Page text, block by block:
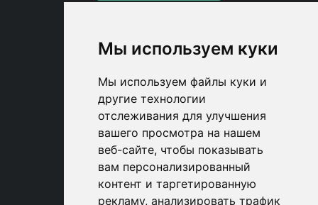
Мы используем куки
Мы используем файлы куки и
другие технологии
отслеживания для улучшения
вашего просмотра на нашем
веб-сайте, чтобы показывать
вам персонализированный
контент и таргетированную
рекламу, анализировать трафик
SHOP B2B
DROPSHIPPING
USER
SUBSCRIBE
ВОЙДИТЕ